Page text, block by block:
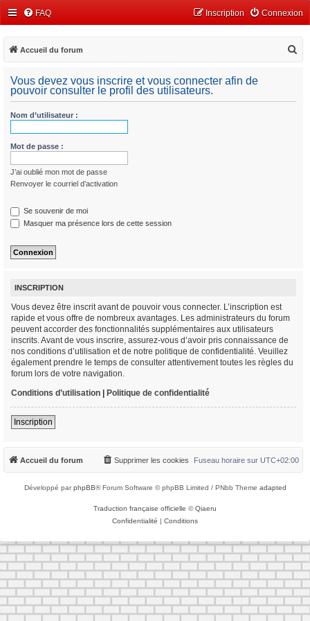
FAQ Connexion
Inscription
Accueil du forum
Vous devez vous inscrire et vous connecter afin de
pouvoir consulter le profil des utilisateurs.
Nom d’utilisateur :
Mot de passe :
J’ai oublié mon mot de passe
Renvoyer le courriel d’activation
Se souvenir de moi
Masquer ma présence lors de cette session
INSCRIPTION
Vous devez être inscrit avant de pouvoir vous connecter. L’inscription est
rapide et vous offre de nombreux avantages. Les administrateurs du forum
peuvent accorder des fonctionnalités supplémentaires aux utilisateurs
inscrits. Avant de vous inscrire, assurez-vous d’avoir pris connaissance de
nos conditions d’utilisation et de notre politique de confidentialité. Veuillez
également prendre le temps de consulter attentivement toutes les règles du
forum lors de votre navigation.
Conditions d’utilisation | Politique de confidentialité
Inscription
Accueil du forum Fuseau horaire sur UTC+02:00
Supprimer les cookies
Développé parphpBB® Forum Software © phpBB Limited / PNbb Theme adapted
Traduction française officielle ©Qiaeru
Confidentialité | Conditions